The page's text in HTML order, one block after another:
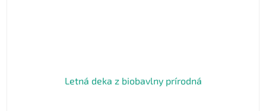
Letná deka z biobavlny prírodná